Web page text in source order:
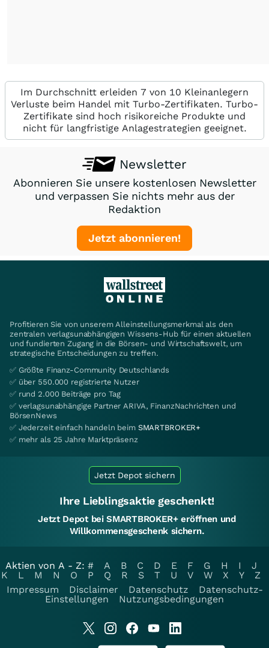
Im Durchschnitt erleiden 7 von 10 Kleinanlegern
Verluste beim Handel mit Turbo-Zertifikaten. Turbo-
Zertifikate sind hoch risikoreiche Produkte und
nicht für langfristige Anlagestrategien geeignet.
Newsletter
Abonnieren Sie unsere kostenlosen Newsletter
und verpassen Sie nichts mehr aus der
Redaktion
Jetzt abonnieren!
Profitieren Sie von unserem Alleinstellungsmerkmal als den
zentralen verlagsunabhängigen Wissens-Hub für einen aktuellen
und fundierten Zugang in die Börsen- und Wirtschaftswelt, um
strategische Entscheidungen zu treffen.
✅ Größte Finanz-Community Deutschlands
✅ über 550.000 registrierte Nutzer
✅ rund 2.000 Beiträge pro Tag
✅ verlagsunabhängige Partner ARIVA, FinanzNachrichten und
BörsenNews
✅ Jederzeit einfach handeln beim SMARTBROKER+
✅ mehr als 25 Jahre Marktpräsenz
Jetzt Depot sichern
Ihre Lieblingsaktie geschenkt!
Jetzt Depot bei SMARTBROKER+ eröffnen und
Willkommensgeschenk sichern.
Aktien von A - Z: # A B C D E F G H I
J
K
L M N O P Q R S T U V W X Y
Z
Impressum
Disclaimer Datenschutz
Datenschutz-
Einstellungen
Nutzungsbedingungen